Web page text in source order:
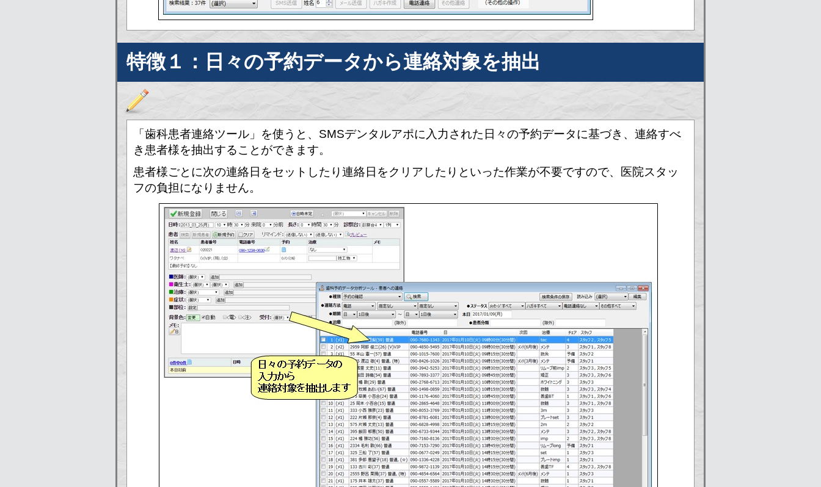
特徴１：日々の予約データから連絡対象を抽出
「歯科患者連絡ツール」を使うと、SMSデンタルアポに入力された日々の予約データに基づき、連絡すべ
き患者様を抽出することができます。
患者様ごとに次の連絡日をセットしたり連絡日をクリアしたりといった作業が不要ですので、医院スタッ
フの負担になりません。